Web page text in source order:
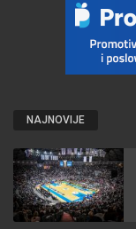
NAJNOVIJE